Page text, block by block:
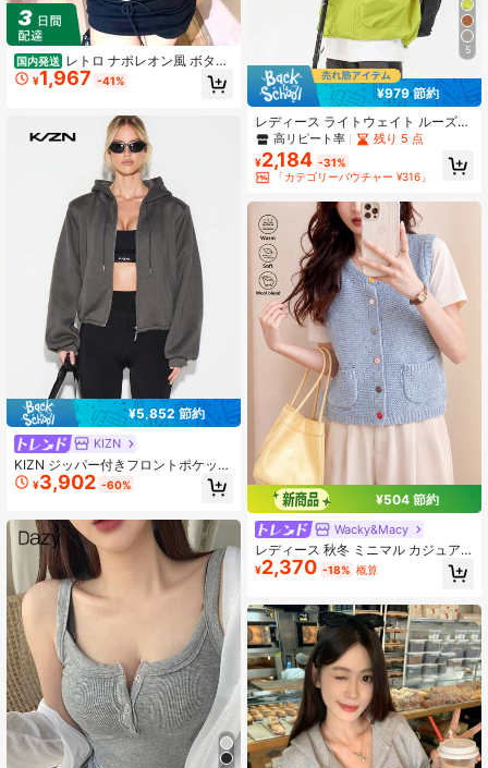
国内発送 レトロ ナポレオン風 ボタン
キャミソール 開襟 トップス 2点セッ
ト グレー 韓国風 ポロカラー ウエス
ート デザイン性 人気 2026新作
¥1,967 -41%
¥5,852 節約
KIZN
KIZN ジッパー付きフロントポケット
付き オーバーサイズ パーカー 秋冬
ストリートウェア コンフォート
¥3,902 -60%
5
¥979 節約
レディース ライトウェイト ルーズ
フーデッド ジャケット、長袖 春 ア
ウター スポーツ
高リピート率 残り 5 点
¥2,184 -31%
「カテゴリーバウチャー ¥316」
¥504 節約
Wacky&Macy
レディース 秋冬 ミニマル カジュア
ル エレガント 優しいスタイル 配色
ボタンデザイン カーディガンベスト
¥2,370 -18% 概算